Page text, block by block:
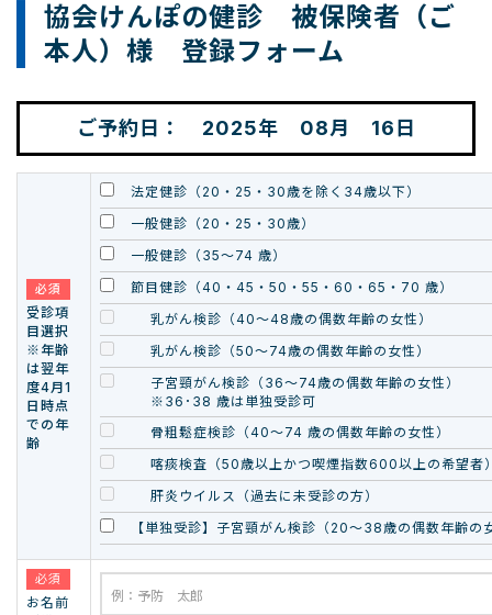
協会けんぽの健診 被保険者（ご
本人）様 登録フォーム
ご予約日： 2025年 08月 16日
必須
受診項
目選択
※年齢
は翌年
度4月1
日時点
での年
齢
法定健診（20・25・30歳を除く34歳以下）
一般健診（20・25・30歳）
一般健診（35～74 歳）
節目健診（40・45・50・55・60・65・70 歳）
乳がん検診（40～48歳の偶数年齢の女性）
乳がん検診（50～74歳の偶数年齢の女性）
子宮頸がん検診（36～74歳の偶数年齢の女性）
※36･38 歳は単独受診可
骨粗鬆症検診（40～74 歳の偶数年齢の女性）
喀痰検査（50歳以上かつ喫煙指数600以上の希望者
肝炎ウイルス（過去に未受診の方）
【単独受診】子宮頸がん検診（20～38歳の偶数年齢の
必須
お名前